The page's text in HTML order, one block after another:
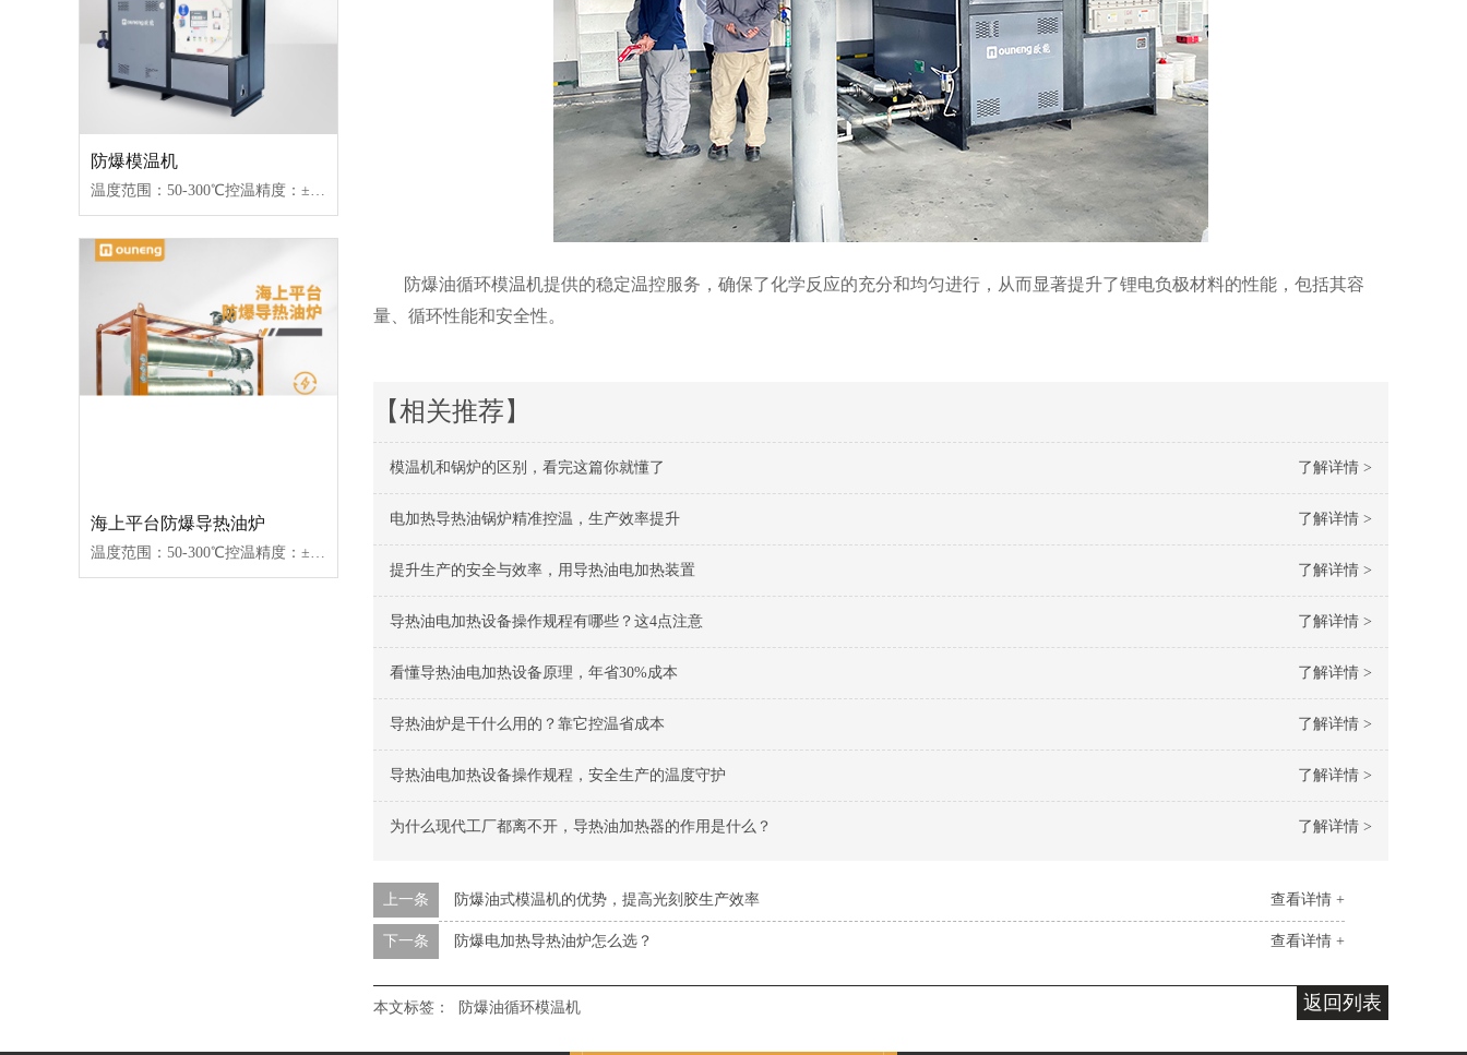
防爆油循环模温机提供的稳定温控服务，确保了化学反应的充分和均匀进行，从而显著提升了锂电负极材料的性能，包括其容
量、循环性能和安全性。
【相关推荐】
了解详情 >
模温机和锅炉的区别，看完这篇你就懂了
了解详情 >
电加热导热油锅炉精准控温，生产效率提升
了解详情 >
提升生产的安全与效率，用导热油电加热装置
了解详情 >
导热油电加热设备操作规程有哪些？这4点注意
了解详情 >
看懂导热油电加热设备原理，年省30%成本
了解详情 >
导热油炉是干什么用的？靠它控温省成本
了解详情 >
导热油电加热设备操作规程，安全生产的温度守护
了解详情 >
为什么现代工厂都离不开，导热油加热器的作用是什么？
查看详情 +
上一条 防爆油式模温机的优势，提高光刻胶生产效率
查看详情 +
下一条 防爆电加热导热油炉怎么选？
返回列表
本文标签： 防爆油循环模温机
防爆模温机
温度范围：50-300℃控温精度：±1℃加热功率：9~96W控制类型：接触器/固态继电器
海上平台防爆导热油炉